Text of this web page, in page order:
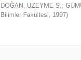
DOĞAN, UZEYME S.;
Bilimler Fakültesi, 1997)